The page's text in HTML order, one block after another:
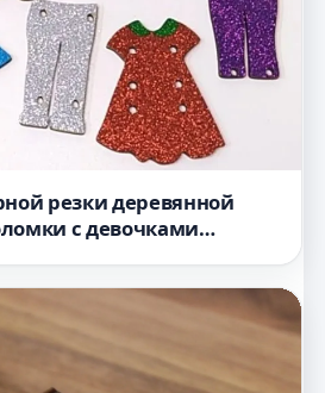
резки деревянной
с девочками